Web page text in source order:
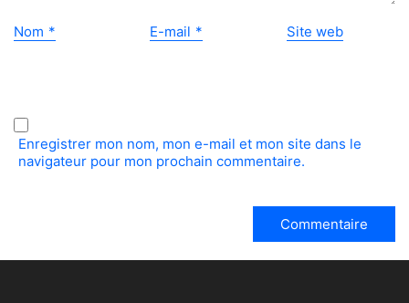
Nom * E-mail * Site web
Enregistrer mon nom, mon e-mail et mon site dans le
navigateur pour mon prochain commentaire.